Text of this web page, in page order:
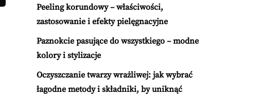
Peeling korundowy – właściwości,
zastosowanie i efekty pielęgnacyjne
Paznokcie pasujące do wszystkiego – modne
kolory i stylizacje
Oczyszczanie twarzy wrażliwej: jak wybrać
łagodne metody i składniki, by uniknąć